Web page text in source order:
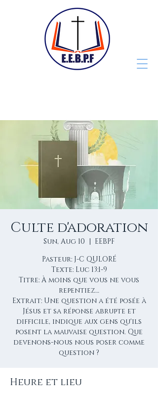
Culte d'adoration
Sun, Aug 10
  |
EEBPF
Pasteur: J-C QULORÉ
Texte: Luc 13:1-9
Titre: À moins que vous ne vous
repentiez…
Extrait: Une question a été posée à
Jésus et sa réponse abrupte et
difficile, indique aux gens qu'ils
posent la mauvaise question. Que
devenons-nous nous poser comme
question ?
Heure et lieu